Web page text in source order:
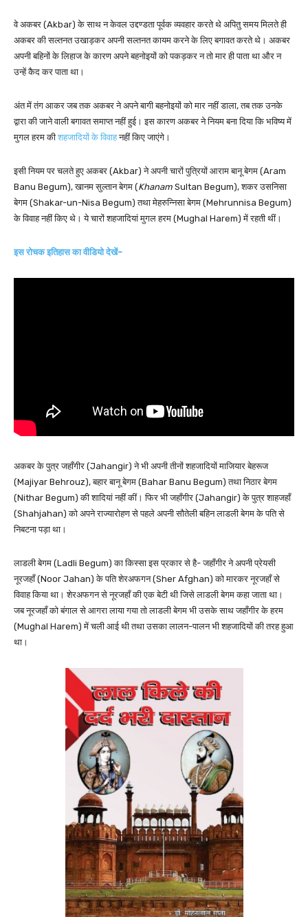
वे अकबर (Akbar) के साथ न केवल उद्दण्डता पूर्वक व्यवहार करते थे अपितु समय मिलते ही
अकबर की सल्तनत उखाड़कर अपनी सल्तनत कायम करने के लिए बगावत करते थे। अकबर
अपनी बहिनों के लिहाज के कारण अपने बहनोइयों को पकड़कर न तो मार ही पाता था और न
उन्हें कैद कर पाता था।
अंत में तंग आकर जब तक अकबर ने अपने बागी बहनोइयों को मार नहीं डाला, तब तक उनके
द्वारा की जाने वाली बगावत समाप्त नहीं हुई। इस कारण अकबर ने नियम बना दिया कि भविष्य में
मुगल हरम की शहजादियों के विवाहनहीं किए जाएंगे।
इसी नियम पर चलते हुए अकबर (Akbar) ने अपनी चारों पुत्रियों आराम बानू बेगम (Aram
Banu Begum), खानम सुल्तान बेगम (Khanam Sultan Begum), शकर उसनिसा
बेगम (Shakar-un-Nisa Begum) तथा मेहरुन्निसा बेगम (Mehrunnisa Begum)
के विवाह नहीं किए थे। ये चारों शहजादियां मुगल हरम (Mughal Harem) में रहती थीं।
इस रोचक इतिहास का वीडियो देखें-
अकबर के पुत्र जहाँगीर (Jahangir) ने भी अपनी तीनों शहजादियों माजियार बेहरूज
(Majiyar Behrouz), बहार बानू बेगम (Bahar Banu Begum) तथा निठार बेगम
(Nithar Begum) की शादियां नहीं कीं। फिर भी जहाँगीर (Jahangir) के पुत्र शाहजहाँ
(Shahjahan) को अपने राज्यारोहण से पहले अपनी सौतेली बहिन लाडली बेगम के पति से
निबटना पड़ा था।
लाडली बेगम (Ladli Begum) का किस्सा इस प्रकार से है- जहाँगीर ने अपनी प्रेयसी
नूरजहाँ (Noor Jahan) के पति शेरअफगन (Sher Afghan) को मारकर नूरजहाँ से
विवाह किया था। शेरअफगन से नूरजहाँ की एक बेटी थी जिसे लाडली बेगम कहा जाता था।
जब नूरजहाँ को बंगाल से आगरा लाया गया तो लाडली बेगम भी उसके साथ जहाँगीर के हरम
(Mughal Harem) में चली आई थी तथा उसका लालन-पालन भी शहजादियों की तरह हुआ
था।